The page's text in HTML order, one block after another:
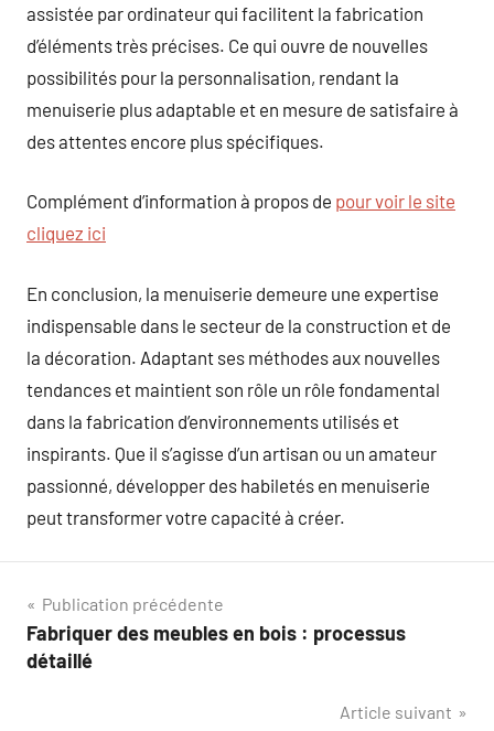
assistée par ordinateur qui facilitent la fabrication
d’éléments très précises. Ce qui ouvre de nouvelles
possibilités pour la personnalisation, rendant la
menuiserie plus adaptable et en mesure de satisfaire à
des attentes encore plus spécifiques.
Complément d’information à propos de pour voir le site
cliquez ici
En conclusion, la menuiserie demeure une expertise
indispensable dans le secteur de la construction et de
la décoration. Adaptant ses méthodes aux nouvelles
tendances et maintient son rôle un rôle fondamental
dans la fabrication d’environnements utilisés et
inspirants. Que il s’agisse d’un artisan ou un amateur
passionné, développer des habiletés en menuiserie
peut transformer votre capacité à créer.
Navigation
de
Publication précédente
Fabriquer des meubles en bois : processus
détaillé
Article suivant